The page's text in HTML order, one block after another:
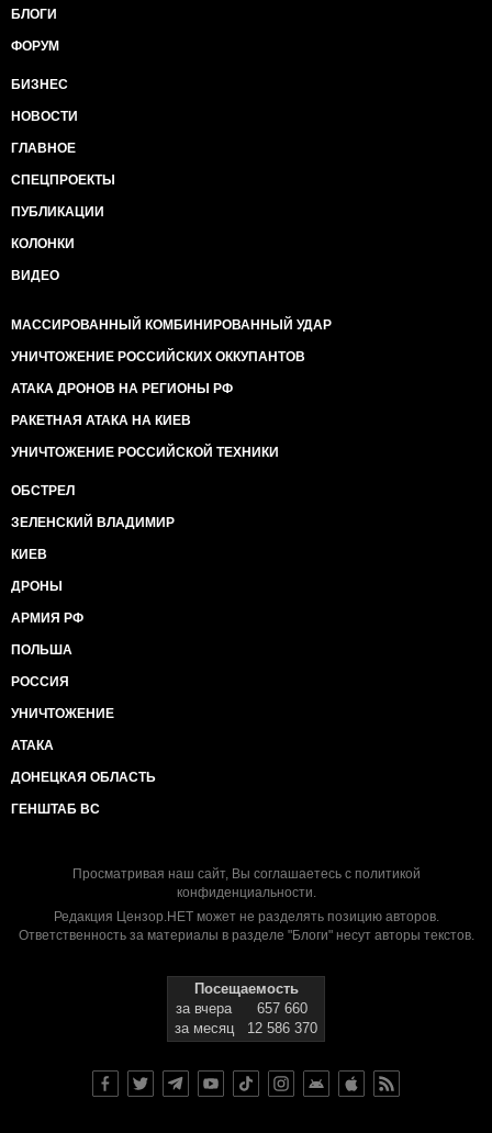
БЛОГИ
ФОРУМ
БИЗНЕС
НОВОСТИ
ГЛАВНОЕ
СПЕЦПРОЕКТЫ
ПУБЛИКАЦИИ
КОЛОНКИ
ВИДЕО
МАССИРОВАННЫЙ КОМБИНИРОВАННЫЙ УДАР
УНИЧТОЖЕНИЕ РОССИЙСКИХ ОККУПАНТОВ
АТАКА ДРОНОВ НА РЕГИОНЫ РФ
РАКЕТНАЯ АТАКА НА КИЕВ
УНИЧТОЖЕНИЕ РОССИЙСКОЙ ТЕХНИКИ
ОБСТРЕЛ
ЗЕЛЕНСКИЙ ВЛАДИМИР
КИЕВ
ДРОНЫ
АРМИЯ РФ
ПОЛЬША
РОССИЯ
УНИЧТОЖЕНИЕ
АТАКА
ДОНЕЦКАЯ ОБЛАСТЬ
ГЕНШТАБ ВС
Просматривая наш сайт, Вы соглашаетесь с политикой
конфиденциальности.
Редакция Цензор.НЕТ может не разделять позицию авторов.
Ответственность за материалы в разделе "Блоги" несут авторы текстов.
Посещаемость
за вчера
657 660
за месяц
12 586 370